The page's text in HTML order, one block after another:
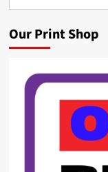
Our Print Shop